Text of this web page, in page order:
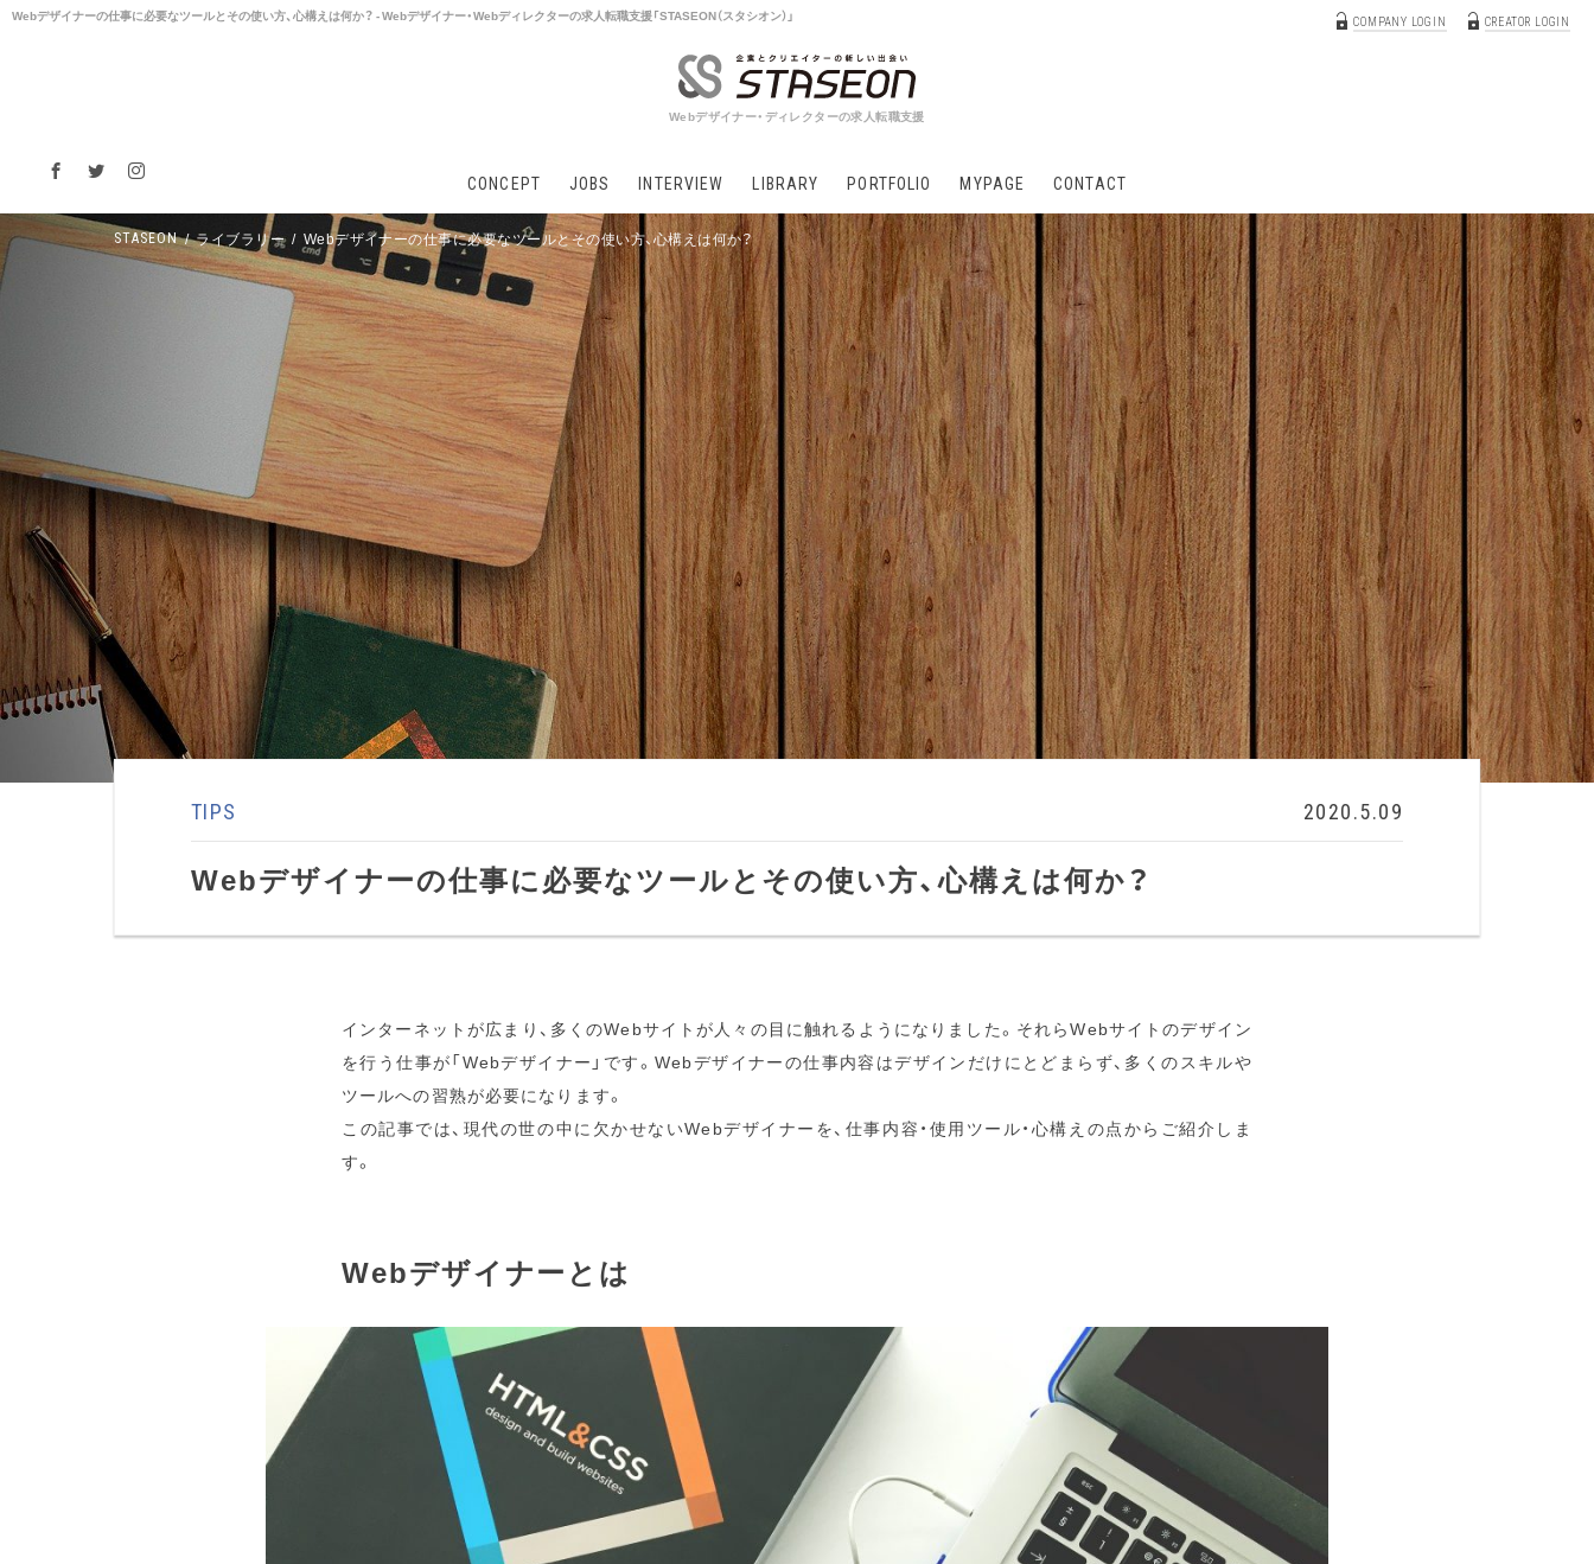
Webデザイナーの仕事に必要なツールとその使い方、心構えは何か？ - Webデザイナー・Webディレクターの求人転職支援「STASEON（スタシオン）」
Webデザイナー・ディレクターの求人転職支援
CONCEPT JOBS INTERVIEW LIBRARY PORTFOLIO MYPAGE CONTACT
COMPANY LOGIN CREATOR LOGIN
STASEON ライブラリー Webデザイナーの仕事に必要なツールとその使い方、心構えは何か？
TIPS 2020.5.09
Webデザイナーの仕事に必要なツールとその使い方、心構えは何か？
インターネットが広まり、多くのWebサイトが人々の目に触れるようになりました。それらWebサイトのデザイン
を行う仕事が「Webデザイナー」です。Webデザイナーの仕事内容はデザインだけにとどまらず、多くのスキルや
ツールへの習熟が必要になります。
この記事では、現代の世の中に欠かせないWebデザイナーを、仕事内容・使用ツール・心構えの点からご紹介しま
す。
Webデザイナーとは